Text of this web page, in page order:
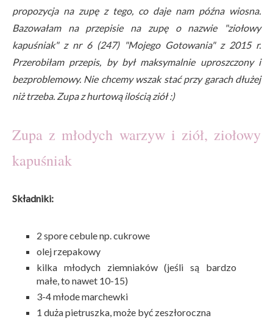
propozycja na zupę z tego, co daje nam późna wiosna.
Bazowałam na przepisie na zupę o nazwie "ziołowy
kapuśniak" z nr 6 (247) "Mojego Gotowania" z 2015 r.
Przerobiłam przepis, by był maksymalnie uproszczony i
bezproblemowy. Nie chcemy wszak stać przy garach dłużej
niż trzeba. Zupa z hurtową ilością ziół :)
Zupa z młodych warzyw i ziół, ziołowy
kapuśniak
Składniki:
2 spore cebule np. cukrowe
olej rzepakowy
kilka młodych ziemniaków (jeśli są bardzo
małe, to nawet 10-15)
3-4 młode marchewki
1 duża pietruszka, może być zeszłoroczna